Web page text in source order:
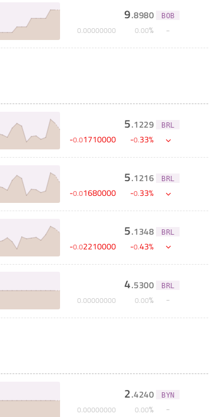
9.8980 BOB
0.00000000 0.00%
5.1229 BRL
-0.01710000 -0.33%
5.1216 BRL
-0.01680000 -0.33%
5.1348 BRL
-0.02210000 -0.43%
4.5300 BRL
0.00000000 0.00%
2.4240 BYN
0.00000000 0.00%